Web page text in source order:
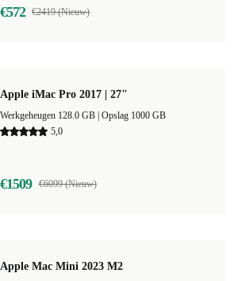
€572 €2419 (Nieuw)
Apple iMac Pro 2017 | 27"
Opslag 1000 GB
5,0
€1509 €6099 (Nieuw)
Apple Mac Mini 2023 M2